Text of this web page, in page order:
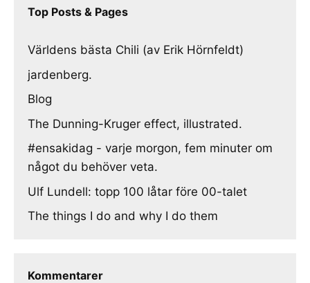
Top Posts & Pages
Världens bästa Chili (av Erik Hörnfeldt)
jardenberg.
Blog
The Dunning-Kruger effect, illustrated.
#ensakidag - varje morgon, fem minuter om
något du behöver veta.
Ulf Lundell: topp 100 låtar före 00-talet
The things I do and why I do them
Kommentarer